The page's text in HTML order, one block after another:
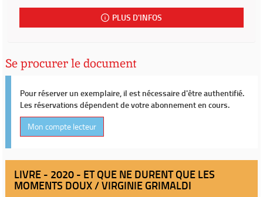
PLUS D'INFOS
Se procurer le document
Pour réserver un exemplaire, il est nécessaire d'être authentifié.
Les réservations dépendent de votre abonnement en cours.
Mon compte lecteur
LIVRE - 2020 - ET QUE NE DURENT QUE LES
MOMENTS DOUX / VIRGINIE GRIMALDI